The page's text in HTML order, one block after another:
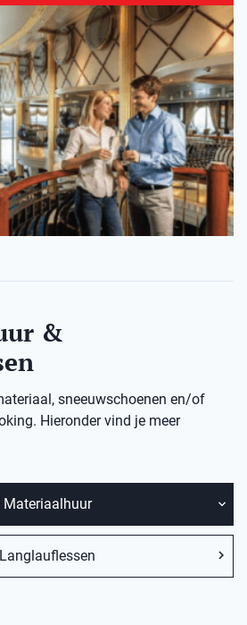
&
sneeuwschoenen en/of
Hieronder vind je meer
Materiaalhuur
Langlauflessen